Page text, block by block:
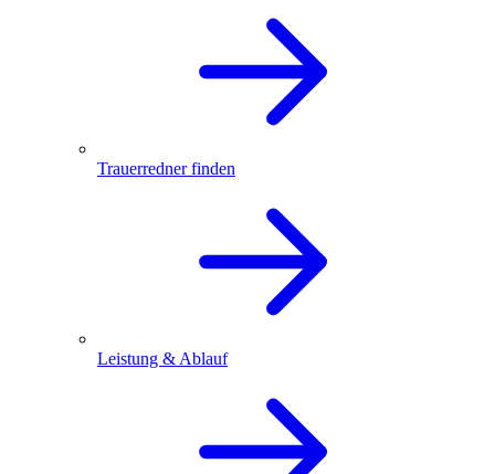
Trauerredner finden
Leistung & Ablauf